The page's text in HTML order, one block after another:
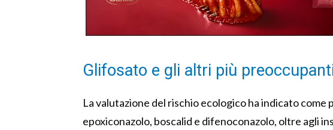
Glifosato e gli altri più
La valutazione del rischio ecologico ha indicato
epoxiconazolo, boscalid e difenoconazolo, oltre agli